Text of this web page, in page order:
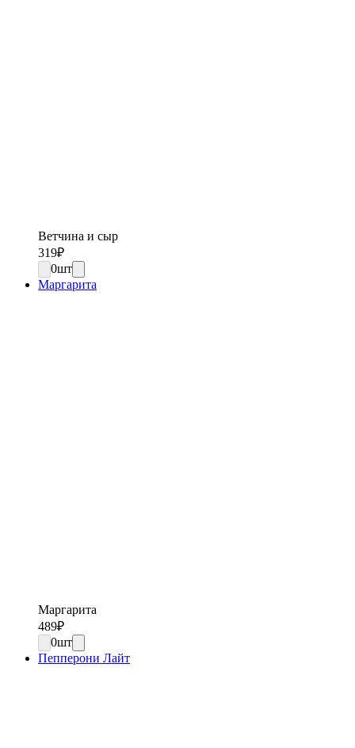
Ветчина и сыр
319₽
0шт
Маргарита
Маргарита
489₽
0шт
Пепперони Лайт